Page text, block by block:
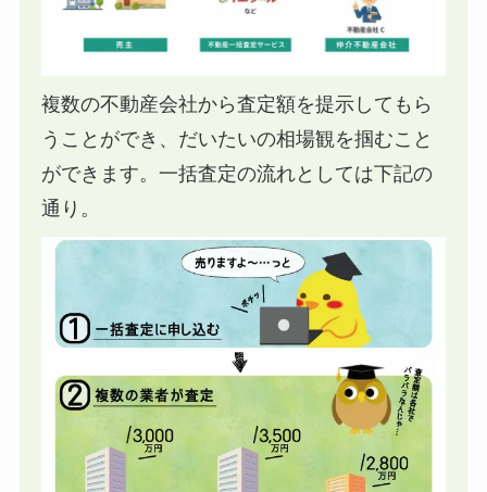
複数の不動産会社から査定額を提示してもら
うことができ、だいたいの相場観を掴むこと
ができます。一括査定の流れとしては下記の
通り。